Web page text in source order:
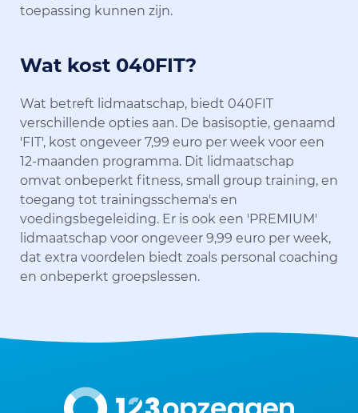
toepassing kunnen zijn.
Wat kost 040FIT?
Wat betreft lidmaatschap, biedt 040FIT
verschillende opties aan. De basisoptie, genaamd
'FIT', kost ongeveer 7,99 euro per week voor een
12-maanden programma. Dit lidmaatschap
omvat onbeperkt fitness, small group training, en
toegang tot trainingsschema's en
voedingsbegeleiding. Er is ook een 'PREMIUM'
lidmaatschap voor ongeveer 9,99 euro per week,
dat extra voordelen biedt zoals personal coaching
en onbeperkt groepslessen.